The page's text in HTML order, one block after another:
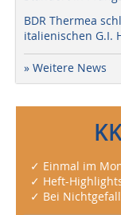
BDR Thermea
italienischen G.I.
» Weitere News
✓ Einmal im
✓ Heft-
✓ Bei